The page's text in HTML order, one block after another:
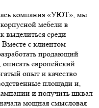
компания «УЮТ», мы
мебели в
выделиться среди
с клиентом
продающий
европейский
опыт и качество
площади и,
и получить шквал
мощная смысловая